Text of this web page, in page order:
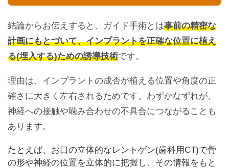
結論からお伝えすると、ガイド手術とは事前の精密な
計画にもとづいて、インプラントを正確な位置に植え
る(埋入する)ための誘導技術です。
理由は、インプラントの成否が植える位置や角度の正
確さに大きく左右されるためです。わずかなずれが、
神経への接触や噛み合わせの不具合につながることも
あります。
たとえば、お口の立体的なレントゲン(歯科用CT)で骨
の形や神経の位置を立体的に把握し、その情報をもと